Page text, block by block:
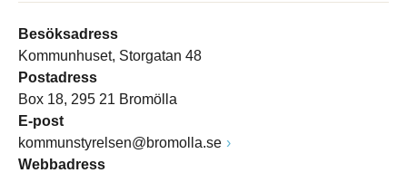
Besöksadress
Kommunhuset, Storgatan 48
Postadress
Box 18, 295 21 Bromölla
E-post
kommunstyrelsen@bromolla.se
Webbadress